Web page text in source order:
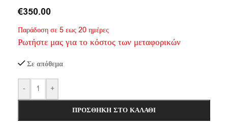
€350.00
Παράδοση σε 5 εως 20 ημέρες
Ρωτήστε μας για το κόστος των μεταφορικών
Σε απόθεμα
- +
ΠΡΟΣΘΉΚΗ ΣΤΟ ΚΑΛΆΘΙ